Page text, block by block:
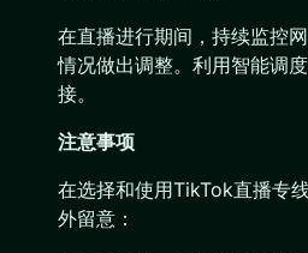
在直播进行期间，持续监控
情况做出调整。利用智能调
接。
注意事项
在选择和使用TikTok直播专
外留意：